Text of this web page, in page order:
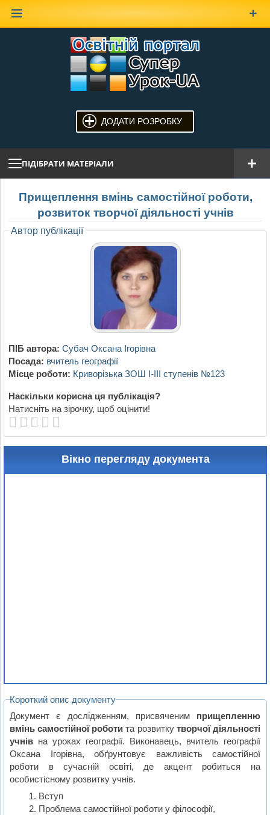
ДОДАТИ РОЗРОБКУ
ПІДІБРАТИ МАТЕРІАЛИ
Прищеплення вмінь самостійної роботи,
розвиток творчої діяльності учнів
Автор публікації
ПІБ автора: Субач Оксана Ігорівна
Посада: вчитель географії
Місце роботи: Криворізька ЗОШ І-ІІІ ступенів №123
Наскільки корисна ця публікація?
Натисніть на зірочку, щоб оцінити!
Вікно перегляду документа
Короткий опис документу
Документ є дослідженням, присвяченим прищепленню
вмінь самостійної роботи та розвиткутворчої діяльності
учнів на уроках географії. Виконавець, вчитель географії
Оксана Ігорівна, обґрунтовує важливість самостійної
роботи в сучасній освіті, де акцент робиться на
особистісному розвитку учнів.
Вступ
Проблема самостійної роботи у філософії,